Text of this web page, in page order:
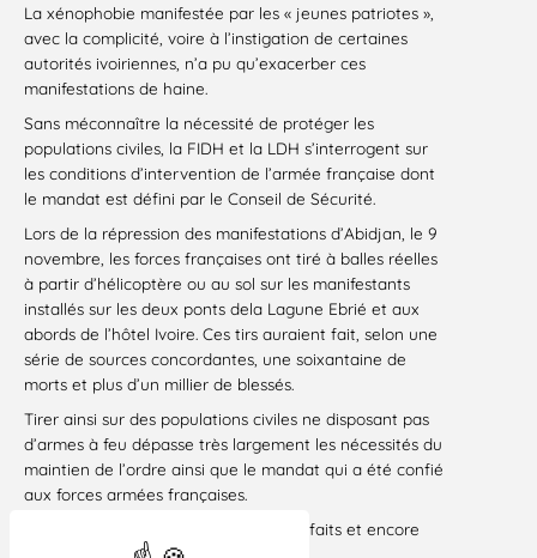
La xénophobie manifestée par les « jeunes patriotes »,
avec la complicité, voire à l’instigation de certaines
autorités ivoiriennes, n’a pu qu’exacerber ces
manifestations de haine.
Sans méconnaître la nécessité de protéger les
populations civiles, la FIDH et la LDH s’interrogent sur
les conditions d’intervention de l’armée française dont
le mandat est défini par le Conseil de Sécurité.
Lors de la répression des manifestations d’Abidjan, le 9
novembre, les forces françaises ont tiré à balles réelles
à partir d’hélicoptère ou au sol sur les manifestants
installés sur les deux ponts dela Lagune Ebrié et aux
abords de l’hôtel Ivoire. Ces tirs auraient fait, selon une
série de sources concordantes, une soixantaine de
morts et plus d’un millier de blessés.
Tirer ainsi sur des populations civiles ne disposant pas
d’armes à feu dépasse très largement les nécessités du
maintien de l’ordre ainsi que le mandat qui a été confié
aux forces armées françaises.
On ne saurait passer sous silence ces faits et encore